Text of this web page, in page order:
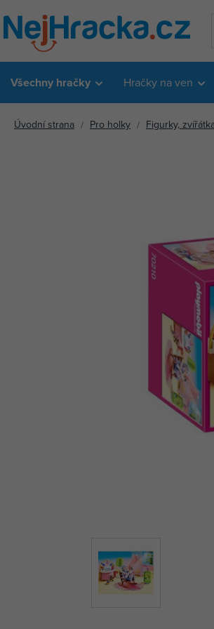
Všechny hračky Hračky na ven
Úvodní strana Pro holky Figurky,